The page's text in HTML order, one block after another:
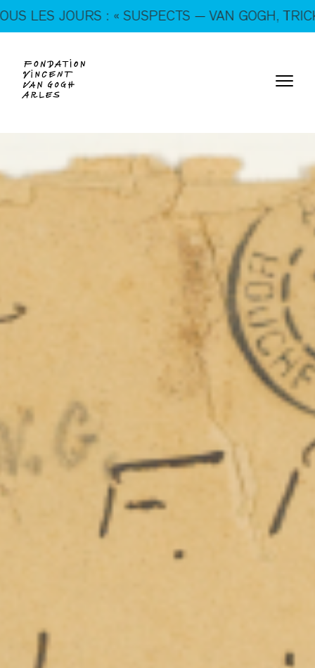
En ce moment, tous les jours : « SUSPECTS — VAN
GOGH, TRICKSTERS & CO. »
: « SUSPECTS — VAN GOGH, TRICKSTERS